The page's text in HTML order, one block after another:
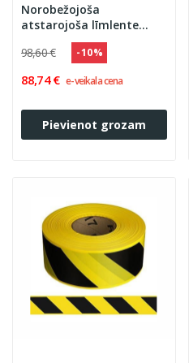
Norobežojoša
atstarojoša līmlente
BARRIER 50 mm x 45,7 m
sarkana/pelēka
98,60 € - 10 %
88,74 € e-veikala cena
Pievienot grozam